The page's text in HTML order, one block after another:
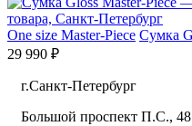
One size Master-Piece Сумка
29 990 ₽
г.Санкт-Петербург
Большой проспект П.С., 48